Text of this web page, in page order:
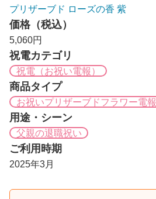
プリザーブド ローズの香 紫
価格（税込）
5,060円
祝電カテゴリ
祝電（お祝い電報）
商品タイプ
お祝いプリザーブドフラワー電報
用途・シーン
父親の退職祝い
ご利用時期
2025年3月